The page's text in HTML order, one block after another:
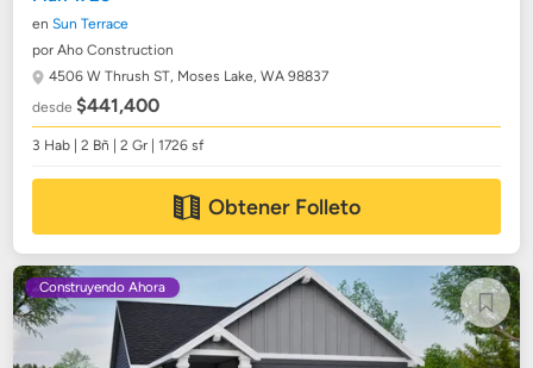
enSun Terrace
por Aho Construction
4506 W Thrush ST, Moses Lake, WA 98837
desde$441,400
3 Hab | 2 Bñ | 2 Gr | 1726 sf
Obtener Folleto
Construyendo Ahora